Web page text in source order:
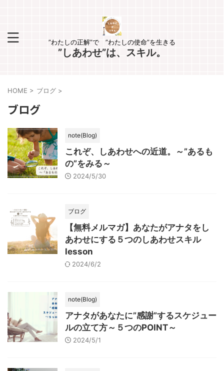
”わたしの正解”で ”わたしの使命”を生きる
”しあわせ”は、スキル。
HOME > ブログ >
ブログ
note(Blog)
これぞ、しあわせへの近道。～”あるも
の”をみる～
2024/5/30
ブログ
【無料メルマガ】あなたがアナタをし
あわせにする５つのしあわせスキル
lesson
2024/6/2
note(Blog)
アナタがあなたに”感謝”するスケジュー
ルの立て方～５つのPOINT～
2024/5/1